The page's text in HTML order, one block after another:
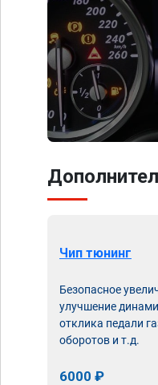
Чип тюнинг
Безопасное
улучшение
отклика педали
оборотов и т.д.
6000 ₽